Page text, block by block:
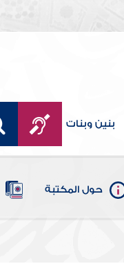
بنين وبنات
حول المكتبة